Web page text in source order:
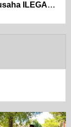
ILEGAL